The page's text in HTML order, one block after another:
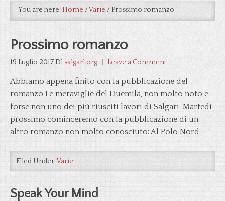
You are here: Home /Varie / Prossimo romanzo
Prossimo romanzo
19 Luglio 2017Di salgari.org Leave a Comment
Abbiamo appena finito con la pubblicazione del
romanzo Le meraviglie del Duemila, non molto noto e
forse non uno dei più riusciti lavori di Salgari. Martedì
prossimo cominceremo con la pubblicazione di un
altro romanzo non molto conosciuto: Al Polo Nord
Filed Under:Varie
Speak Your Mind